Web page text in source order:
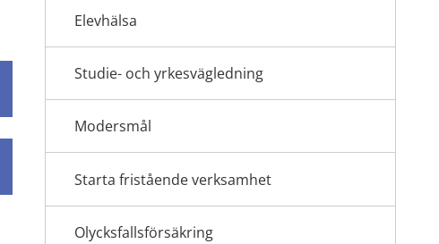
Elevhälsa
Studie- och yrkesvägledning
Modersmål
Starta fristående verksamhet
Olycksfallsförsäkring